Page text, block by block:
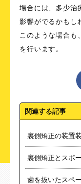
場合には、多少治
影響がでるかもし
このような場合も
を行います。
関連する記事
裏側矯正の装置
裏側矯正とスポ
歯を抜いたスペ